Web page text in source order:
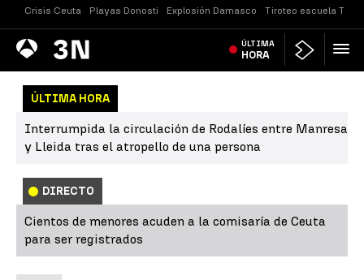
Crisis Ceuta Playas Donosti Explosión Damasco Tiroteo escuela
Antena
3 Noticias ÚLTIMA
HORA
ÚLTIMA HORA
Interrumpida la circulación de Rodalíes entre Manresa
y Lleida tras el atropello de una persona
DIRECTO
Cientos de menores acuden a la comisaría de Ceuta
para ser registrados